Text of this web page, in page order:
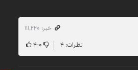
خبر: ۱۱۱٬۲۲۰
نظرات: ۴ ۰-۴